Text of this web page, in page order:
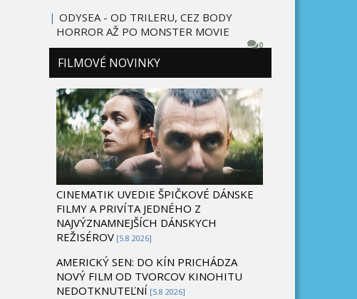
| ODYSEA - OD TRILERU, CEZ BODY
HORROR AŽ PO MONSTER MOVIE
0
FILMOVÉ NOVINKY
CINEMATIK UVEDIE ŠPIČKOVÉ DÁNSKE
FILMY A PRIVÍTA JEDNÉHO Z
NAJVÝZNAMNEJŠÍCH DÁNSKYCH
REŽISÉROV [5.8 2026]
AMERICKÝ SEN: DO KÍN PRICHÁDZA
NOVÝ FILM OD TVORCOV KINOHITU
NEDOTKNUTEĽNÍ [5.8 2026]